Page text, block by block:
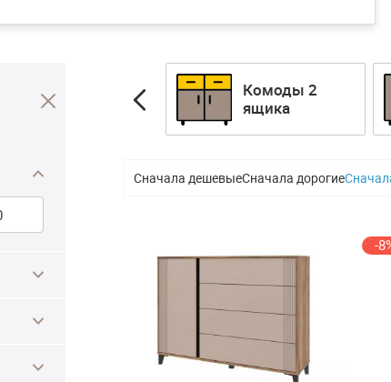
Комоды 8 и
более ящиков
Комоды 2
ящика
Сначала дешевыеСначала дорогие
-